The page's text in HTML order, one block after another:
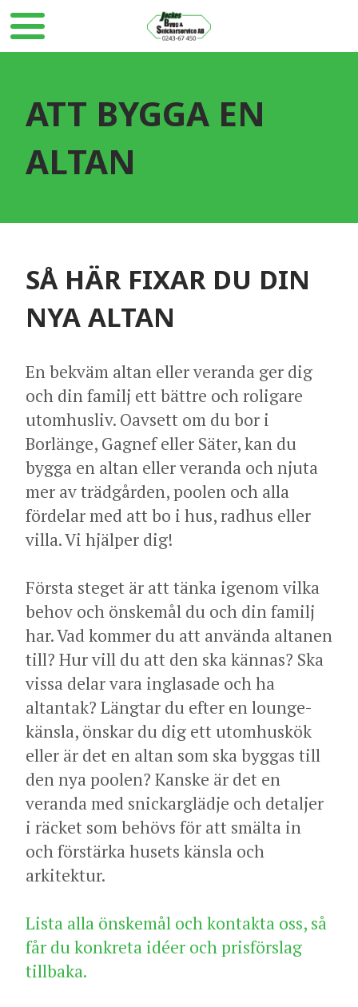
ATT BYGGA EN
ALTAN
SÅ HÄR FIXAR DU DIN
NYA ALTAN
En bekväm altan eller veranda ger dig
och din familj ett bättre och roligare
utomhusliv. Oavsett om du bor i
Borlänge, Gagnef eller Säter, kan du
bygga en altan eller veranda och njuta
mer av trädgården, poolen och alla
fördelar med att bo i hus, radhus eller
villa. Vi hjälper dig!
Första steget är att tänka igenom vilka
behov och önskemål du och din familj
har. Vad kommer du att använda altanen
till? Hur vill du att den ska kännas? Ska
vissa delar vara inglasade och ha
altantak? Längtar du efter en lounge-
känsla, önskar du dig ett utomhuskök
eller är det en altan som ska byggas till
den nya poolen? Kanske är det en
veranda med snickarglädje och detaljer
i räcket som behövs för att smälta in
och förstärka husets känsla och
arkitektur.
Lista alla önskemål och kontakta oss, så
får du konkreta idéer och prisförslag
tillbaka.